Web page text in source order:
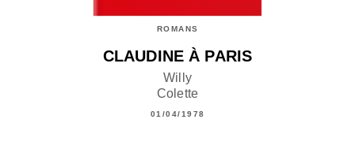
ROMANS
CLAUDINE À PARIS
Willy
Colette
01/04/1978